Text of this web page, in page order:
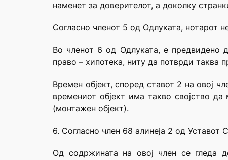
наменет за доверителот, а доколку
Согласно членот 5 од Одлуката, нотарот
Во членот 6 од Одлуката, е предвидено
право – хипотека, ниту да потврди таква
Времен објект, според ставот 2 на овој
времениот објект има такво својство
(монтажен објект).
6. Согласно член 68 алинеја 2 од
Од содржината на овој член се гледа